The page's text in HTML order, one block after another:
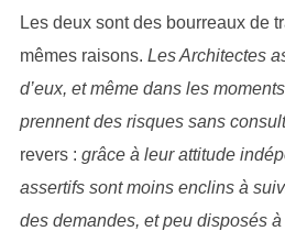
Les deux sont des bourreaux de
mêmes raisons. Les Architectes
d’eux, et même dans les
prennent des risques sans
revers : grâce à leur attitude
assertifs sont moins enclins à
des demandes, et peu disposés